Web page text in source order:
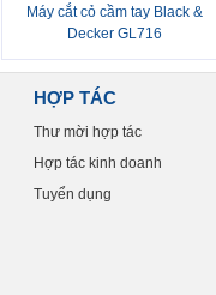
Máy cắt cỏ cầm tay Black &
Decker GL716
HỢP TÁC
Thư mời hợp tác
Hợp tác kinh doanh
Tuyển dụng